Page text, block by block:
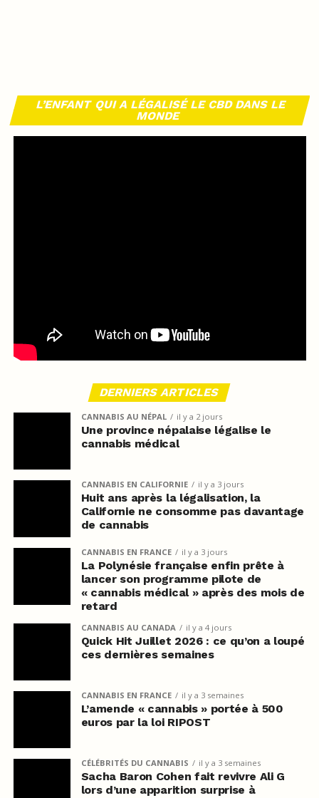
L’ENFANT QUI A LÉGALISÉ LE CBD DANS LE
MONDE
DERNIERS ARTICLES
CANNABIS AU NÉPAL il y a 2 jours
Une province népalaise légalise le
cannabis médical
CANNABIS EN CALIFORNIE il y a 3 jours
Huit ans après la légalisation, la
Californie ne consomme pas davantage
de cannabis
CANNABIS EN FRANCE il y a 3 jours
La Polynésie française enfin prête à
lancer son programme pilote de
« cannabis médical » après des mois de
retard
CANNABIS AU CANADA il y a 4 jours
Quick Hit Juillet 2026 : ce qu’on a loupé
ces dernières semaines
CANNABIS EN FRANCE il y a 3 semaines
L’amende « cannabis » portée à 500
euros par la loi RIPOST
CÉLÉBRITÉS DU CANNABIS il y a 3 semaines
Sacha Baron Cohen fait revivre Ali G
lors d’une apparition surprise à